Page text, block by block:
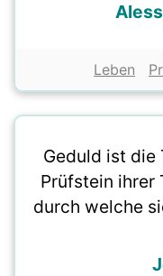
Leben
Geduld ist die
Prüfstein ihrer
durch welche